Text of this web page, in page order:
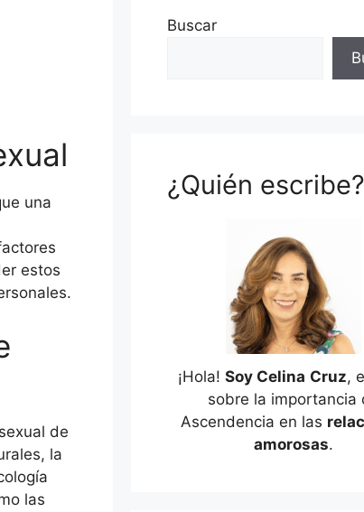
una
estos
de
la
las
Buscar
¿Quién escribe?
¡Hola! Soy Celina Cruz,
sobre la importancia
Ascendencia en las
amorosas.